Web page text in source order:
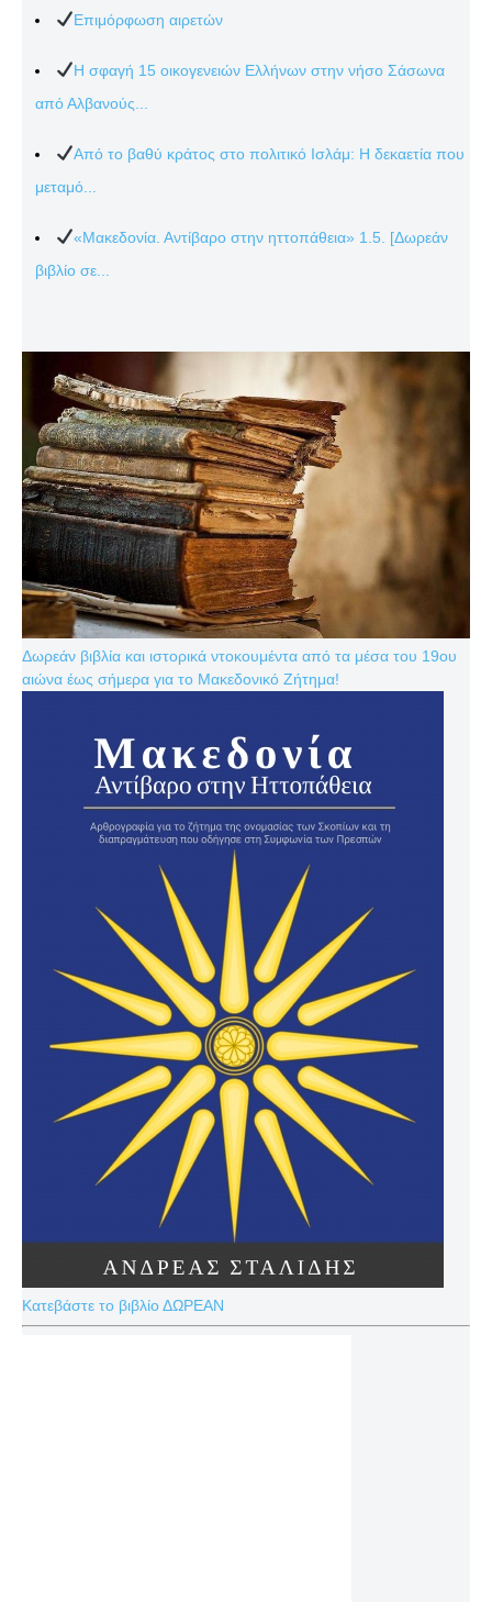
Επιμόρφωση αιρετών
Η σφαγή 15 οικογενειών Ελλήνων στην νήσο Σάσωνα
από Αλβανούς...
Από το βαθύ κράτος στο πολιτικό Ισλάμ: Η δεκαετία που
μεταμό...
«Μακεδονία. Αντίβαρο στην ηττοπάθεια» 1.5. [Δωρεάν
βιβλίο σε...
Δωρεάν βιβλία και ιστορικά ντοκουμέντα από τα μέσα του 19ου
αιώνα έως σήμερα για το Μακεδονικό Ζήτημα!
Κατεβάστε το βιβλίο ΔΩΡΕΑΝ